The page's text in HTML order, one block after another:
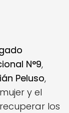
N°9,
Peluso,
y el
los